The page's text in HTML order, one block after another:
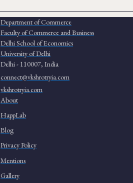
Department of Commerce
Faculty of Commerce and Business
Delhi School of Economics
University of Delhi
Delhi - 110007, India
connect@vkshrotryia.com
vkshrotryia.com
About
HappLab
Blog
Privacy Policy
Mentions
Gallery